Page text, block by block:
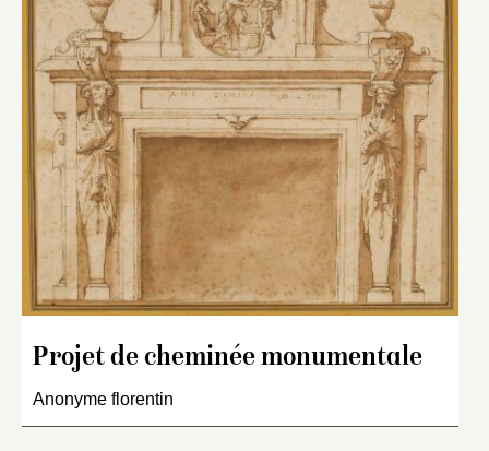
Projet de cheminée monumentale
Anonyme florentin